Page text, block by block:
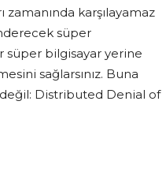
karşılayamaz
süper
süper bilgisayar yerine
sağlarsınız. Buna
değil: Distributed Denial of